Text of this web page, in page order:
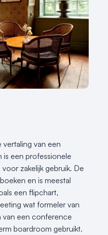
vertaling van een
is een professionele
zakelijk gebruik. De
en is meestal
een flipchart,
wat formeler van
van een conference
boardroom gebruikt.